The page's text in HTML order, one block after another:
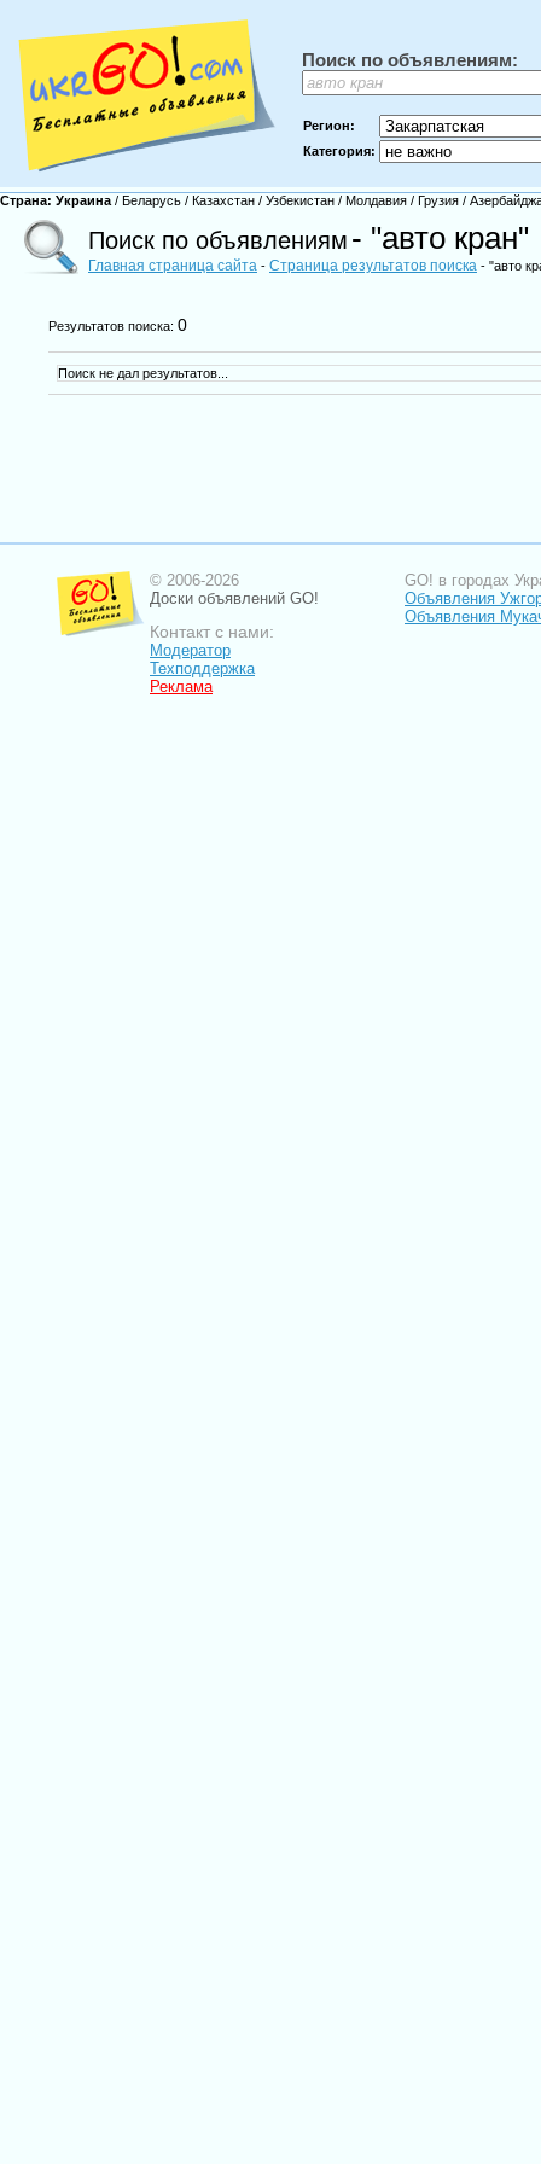
Поиск по объявлениям:
Регион:
Категория:
Страна: Украина / Беларусь / Казахстан / Узбекистан / Молдавия / Грузия /
Поиск по объявлениям - "авто кран"
Главная страница сайта - Страница результатов поиска - "авто
Результатов поиска: 0
Поиск не дал результатов...
© 2006-2026
Доски объявлений GO!
Контакт с нами:
Модератор
Техподдержка
Реклама
GO! в городах
Объявления
Объявления